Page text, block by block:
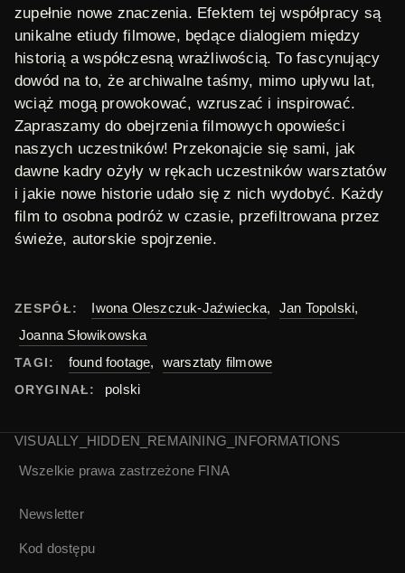
zupełnie nowe znaczenia. Efektem tej współpracy są
unikalne etiudy filmowe, będące dialogiem między
historią a współczesną wrażliwością. To fascynujący
dowód na to, że archiwalne taśmy, mimo upływu lat,
wciąż mogą prowokować, wzruszać i inspirować.
Zapraszamy do obejrzenia filmowych opowieści
naszych uczestników! Przekonajcie się sami, jak
dawne kadry ożyły w rękach uczestników warsztatów
i jakie nowe historie udało się z nich wydobyć. Każdy
film to osobna podróż w czasie, przefiltrowana przez
świeże, autorskie spojrzenie.
ZESPÓŁ: Iwona Oleszczuk-Jaźwiecka, Jan Topolski,
Joanna Słowikowska
TAGI: found footage, warsztaty filmowe
ORYGINAŁ: polski
VISUALLY_HIDDEN_REMAINING_INFORMATIONS
Wszelkie prawa zastrzeżone FINA
Newsletter
Kod dostępu